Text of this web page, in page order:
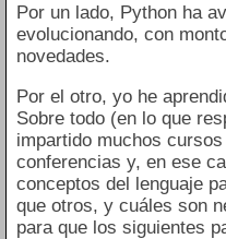
Por un lado, Python ha
evolucionando, con
novedades.
Por el otro, yo he
Sobre todo (en lo que
impartido muchos
conferencias y, en ese
conceptos del lenguaje
que otros, y cuáles son
para que los siguientes